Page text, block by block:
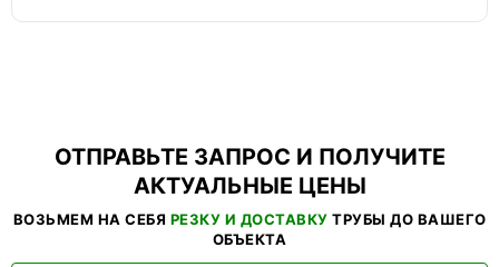
ОТПРАВЬТЕ ЗАПРОС И ПОЛУЧИТЕ
АКТУАЛЬНЫЕ ЦЕНЫ
ВОЗЬМЕМ НА СЕБЯ РЕЗКУ И ДОСТАВКУ ТРУБЫ ДО ВАШЕГО
ОБЪЕКТА